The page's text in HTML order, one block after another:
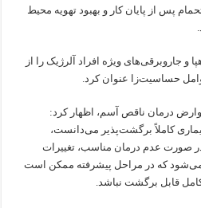
پس از پایان کار و بهبود تهویه محیط
و جاروبرقی‌های ویژه افراد آلرژیک را از
حساسیت‌زا عنوان کرد.
درمان ناقص آسم، اظهار کرد:
کاملاً برگشت‌پذیر می‌دانست،
صورت عدم درمان مناسب، تغییرات
می‌شود که در مراحل پیشرفته ممکن است
قابل برگشت نباشد.